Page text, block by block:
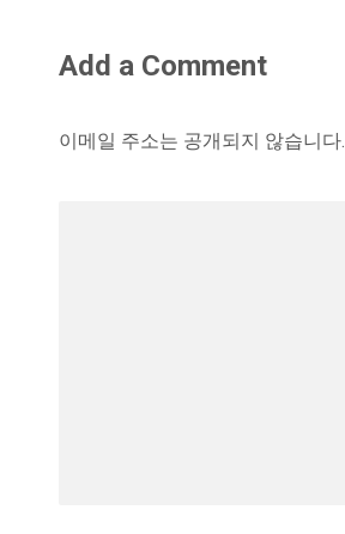
Add a Comment
이메일 주소는 공개되지 않습니다.